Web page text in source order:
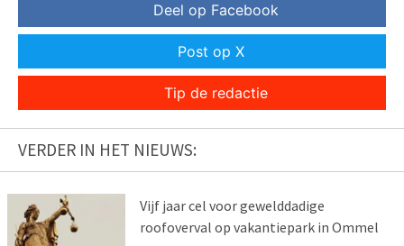
Deel op Facebook
Post op X
Tip de redactie
VERDER IN HET NIEUWS:
Vijf jaar cel voor gewelddadige
roofoverval op vakantiepark in Ommel